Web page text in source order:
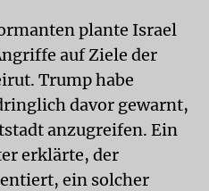
plante Israel
auf Ziele der
Trump habe
davor gewarnt,
anzugreifen. Ein
erklärte, der
ein solcher